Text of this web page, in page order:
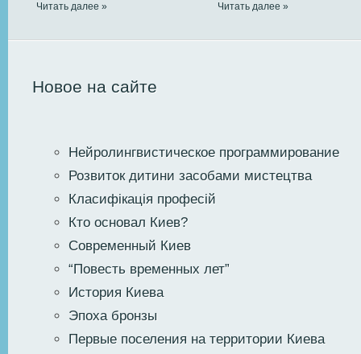
Читать далее »
Читать далее »
Новое на сайте
Нейролингвистическое программирование
Розвиток дитини засобами мистецтва
Класифікація професій
Кто основал Киев?
Современный Киев
“Повесть временных лет”
История Киева
Эпоха бронзы
Первые поселения на территории Киева